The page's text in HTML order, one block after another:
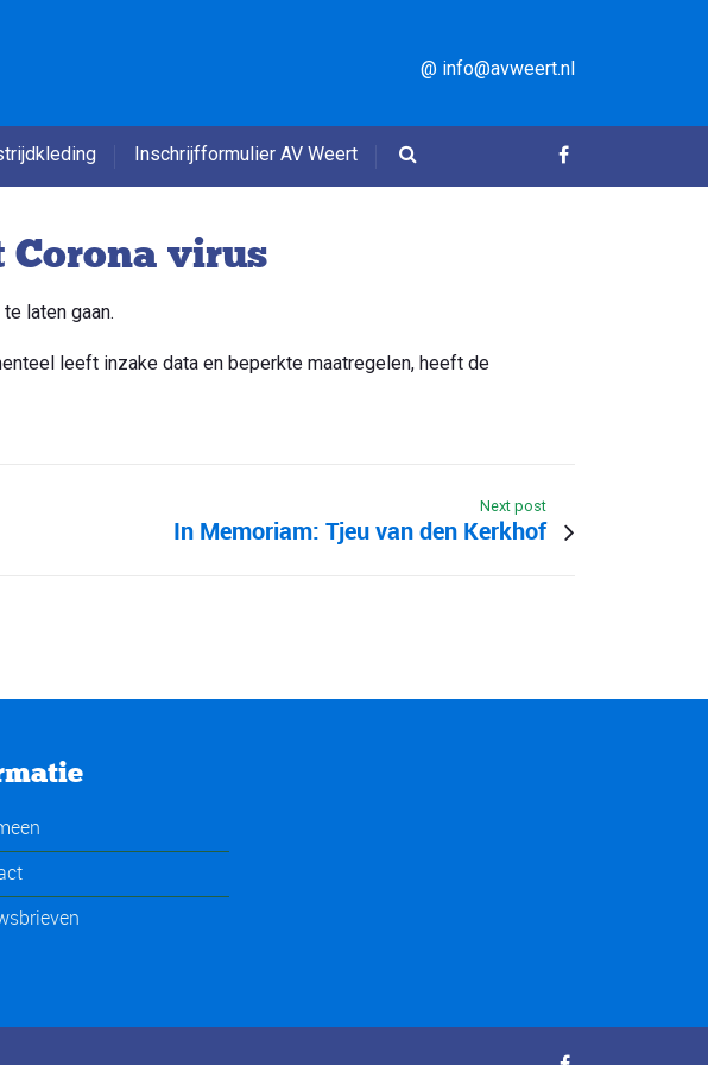
@ info@avweert.nl
Inschrijfformulier AV Weert
Corona virus
laten gaan.
leeft inzake data en beperkte maatregelen, heeft de
Next post
In Memoriam: Tjeu van den Kerkhof